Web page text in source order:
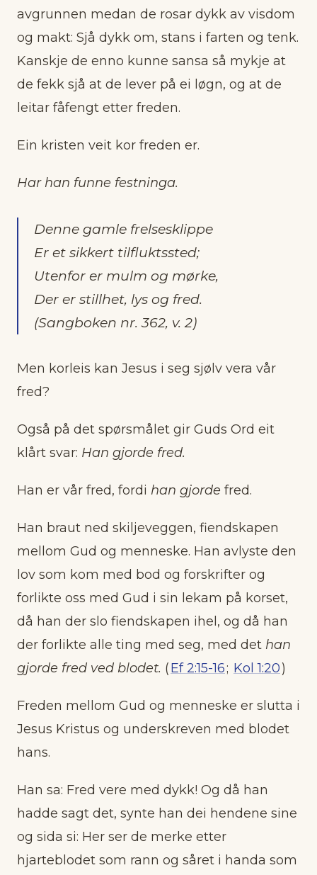
avgrunnen medan de rosar dykk av visdom
og makt: Sjå dykk om, stans i farten og tenk.
Kanskje de enno kunne sansa så mykje at
de fekk sjå at de lever på ei løgn, og at de
leitar fåfengt etter freden.
Ein kristen veit kor freden er.
Har han funne festninga.
Denne gamle frelsesklippe
Er et sikkert tilfluktssted;
Utenfor er mulm og mørke,
Der er stillhet, lys og fred.
(Sangboken nr. 362, v. 2)
Men korleis kan Jesus i seg sjølv vera vår
fred?
Også på det spørsmålet gir Guds Ord eit
klårt svar: Han gjorde fred.
Han er vår fred, fordi han gjorde fred.
Han braut ned skiljeveggen, fiendskapen
mellom Gud og menneske. Han avlyste den
lov som kom med bod og forskrifter og
forlikte oss med Gud i sin lekam på korset,
då han der slo fiendskapen ihel, og då han
der forlikte alle ting med seg, med det han
gjorde fred ved blodet. (Ef 2:15-16; Kol 1:20)
Freden mellom Gud og menneske er slutta i
Jesus Kristus og underskreven med blodet
hans.
Han sa: Fred vere med dykk! Og då han
hadde sagt det, synte han dei hendene sine
og sida si: Her ser de merke etter
hjarteblodet som rann og såret i handa som